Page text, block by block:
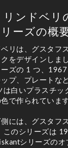
リンドベリ
リーズの概
リは、グスタフ
をデザインしま
ズの 1 つ、1967
プ、プレートな
は白いプラスチッ
で作られています
には、グスタフ
このシリーズは
シリーズのオ